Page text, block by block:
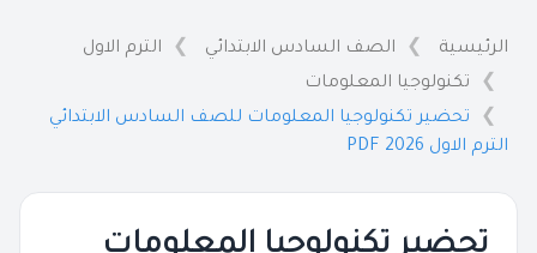
الرئيسية الصف السادس الابتدائي
الترم الاول
تكنولوجيا المعلومات
تحضير تكنولوجيا المعلومات للصف السادس الابتدائي
الترم الاول 2026 PDF